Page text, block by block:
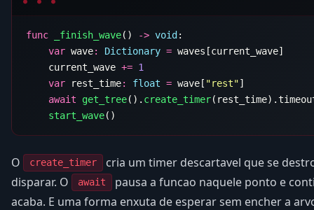
func _finish_wave() -> void
    var
wave: Dictionary =
    current_wave
+=
    var
rest_time: float = wave[ "rest"
    await
get_tree(). create_timer
    start_wave
O create_timer
cria um timer descartavel que se
disparar. O
await
pausa a funcao naquele ponto e
acaba. E uma forma enxuta de esperar sem encher a